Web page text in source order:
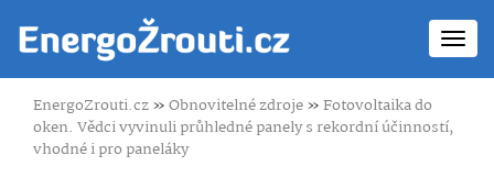
EnergoZrouti.cz»Obnovitelné zdroje»Fotovoltaika do
oken. Vědci vyvinuli průhledné panely s rekordní účinností,
vhodné i pro paneláky